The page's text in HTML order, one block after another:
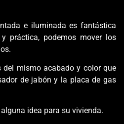
e iluminada es fantástica
práctica, podemos mover los
del mismo acabado y color que
de jabón y la placa de gas
idea para su vivienda.